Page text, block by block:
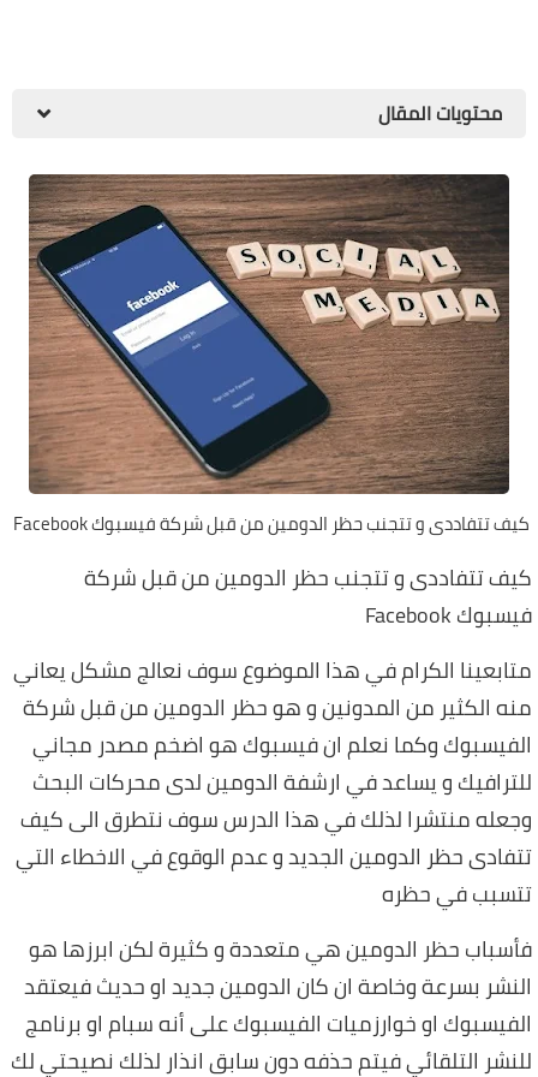
محتويات المقال
كيف تتفاددى و تتجنب حظر الدومين من قبل شركة فيسبوك Facebook
كيف تتفاددى و تتجنب حظر الدومين من قبل شركة
فيسبوك Facebook
متابعينا الكرام في هذا الموضوع سوف نعالج مشكل يعاني
منه الكثير من المدونين و هو حظر الدومين من قبل شركة
الفيسبوك وكما نعلم ان فيسبوك هو اضخم مصدر مجاني
للترافيك و يساعد في ارشفة الدومين لدى محركات البحث
وجعله منتشرا لذلك في هذا الدرس سوف نتطرق الى كيف
تتفادى حظر الدومين الجديد و عدم الوقوع في الاخطاء التي
تتسبب في حظره
فأسباب حظر الدومين هي متعددة و كثيرة لكن ابرزها هو
النشر بسرعة وخاصة ان كان الدومين جديد او حديث فيعتقد
الفيسبوك او خوارزميات الفيسبوك على أنه سبام او برنامج
للنشر التلقائي فيتم حذفه دون سابق انذار لذلك نصيحتي لك